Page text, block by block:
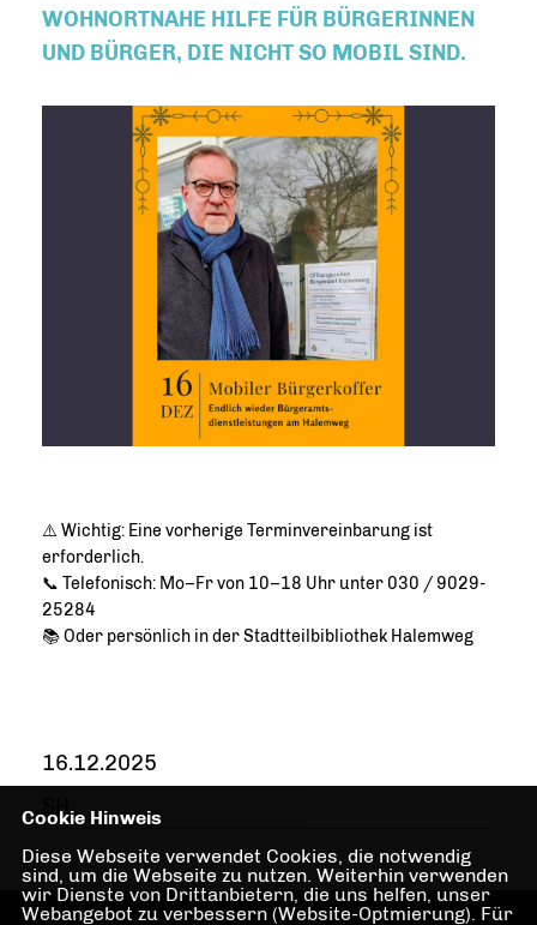
OHNORTNAHE HILFE FÜR BÜRGERINNEN U
ND BÜRGER, DIE NICHT SO MOBIL SIND.
⚠️ Wichtig: Eine vorherige Terminvereinbarung ist
erforderlich.
📞 Telefonisch: Mo–Fr von 10–18 Uhr unter 030 / 9029-
25284
📚 Oder persönlich in der Stadtteilbibliothek Halemweg
16.12.2025
SH
Cookie Hinweis
Diese Webseite verwendet Cookies, die notwendig
sind, um die Webseite zu nutzen. Weiterhin verwenden
wir Dienste von Drittanbietern, die uns helfen, unser
Webangebot zu verbessern (Website-Optmierung). Für